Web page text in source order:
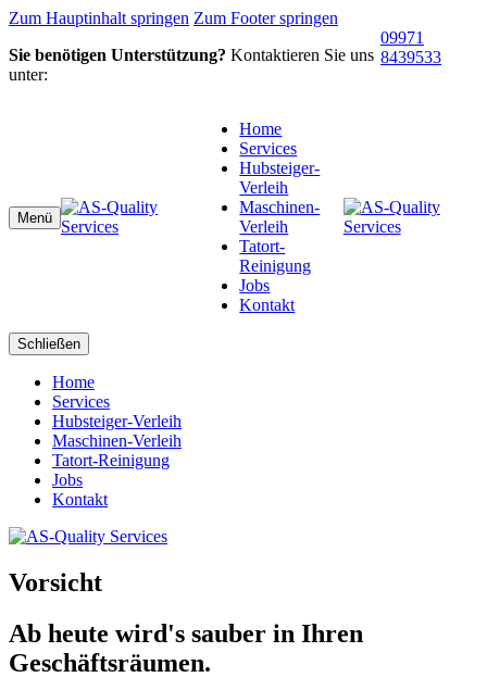
Zum Hauptinhalt springen Zum Footer springen
Sie benötigen Unterstützung? Kontaktieren Sie uns
unter:
09971
8439533
Menü
Home
Services
Hubsteiger-
Verleih
Maschinen-
Verleih
Tatort-
Reinigung
Jobs
Kontakt
Schließen
Home
Services
Hubsteiger-Verleih
Maschinen-Verleih
Tatort-Reinigung
Jobs
Kontakt
Vorsicht
Ab heute wird's sauber in Ihren
Geschäftsräumen.